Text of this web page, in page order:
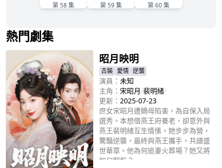
第 58 集 第 59 集 第 60 集
熱門劇集
昭月映明
古裝 愛情 逆襲
演員： 未知
主角： 宋昭月/裴明緒/
更新： 2025-07-23
庶女宋昭月遭嫡母陷害，為自保入局
選秀。本想借燕王府養老，卻意外與
燕王裴明緒互生情愫。她步步為營，
驚豔逆襲，最終與燕王攜手，共譜盛
世華章。他為何追妻火葬場？她又將
如何翻盤？